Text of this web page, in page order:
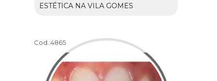
ESTÉTICA NA VILA GOMES
Cod.:4865